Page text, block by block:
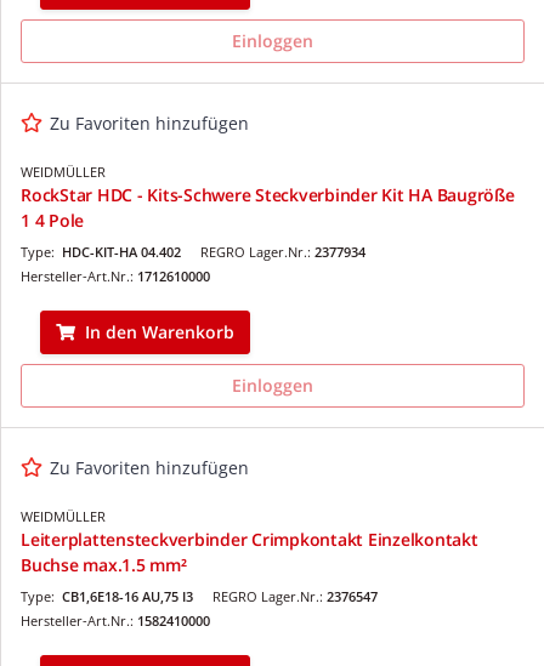
Einloggen
Zu Favoriten hinzufügen
WEIDMÜLLER
RockStar HDC - Kits-Schwere Steckverbinder Kit HA Baugröße
1 4 Pole
REGRO Lager.Nr.: 2377934
Type: HDC-KIT-HA 04.402
Hersteller-Art.Nr.: 1712610000
In den Warenkorb
Einloggen
Zu Favoriten hinzufügen
WEIDMÜLLER
Leiterplattensteckverbinder Crimpkontakt Einzelkontakt
Buchse max.1.5 mm²
REGRO Lager.Nr.: 2376547
Type: CB1,6E18-16 AU,75 I3
Hersteller-Art.Nr.: 1582410000